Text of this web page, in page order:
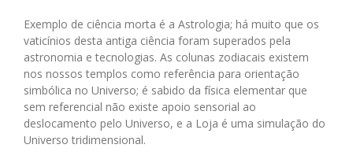
Exemplo de ciência morta é a Astrologia; há muito que os
vaticínios desta antiga ciência foram superados pela
astronomia e tecnologias. As colunas zodiacais existem
nos nossos templos como referência para orientação
simbólica no Universo; é sabido da física elementar que
sem referencial não existe apoio sensorial ao
deslocamento pelo Universo, e a Loja é uma simulação do
Universo tridimensional.